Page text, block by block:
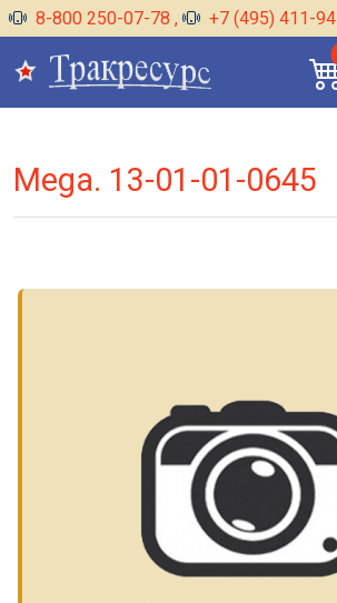
8-800 250-07-78 ,
+7 (495) 411-
Mega. 13-01-01-0645